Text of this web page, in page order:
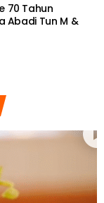
70 Tahun
Abadi Tun M &